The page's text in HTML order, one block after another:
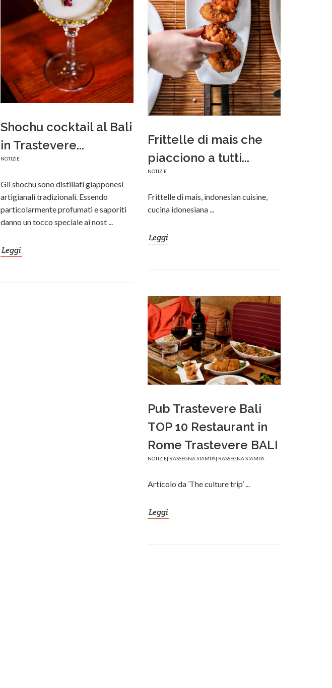
Shochu cocktail al Bali
in Trastevere...
NOTIZIE
Gli shochu sono distillati giapponesi
artigianali tradizionali. Essendo
particolarmente profumati e saporiti
danno un tocco speciale ai nost ...
Leggi
Frittelle di mais che
piacciono a tutti...
NOTIZIE
Frittelle di mais, indonesian cuisine,
cucina idonesiana ...
Leggi
Pub Trastevere Bali
TOP 10 Restaurant in
Rome Trastevere BALI
NOTIZIE| RASSEGNA STAMPA| RASSEGNA STAMPA
Articolo da ’The culture trip’ ...
Leggi